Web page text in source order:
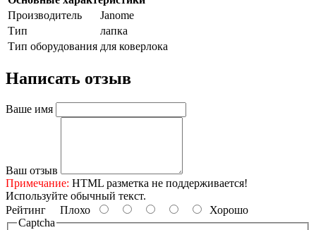
Производитель
Janome
Тип
лапка
Тип оборудования для коверлока
Написать отзыв
Ваше имя
Ваш отзыв
Примечание: HTML разметка не поддерживается!
Используйте обычный текст.
Рейтинг Плохо
Хорошо
Captcha